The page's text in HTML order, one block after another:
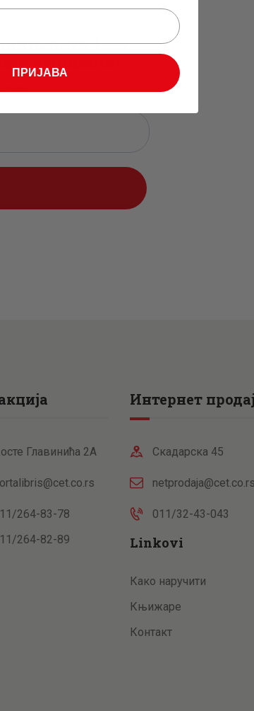
15%
куповини!
Главинића 2А
264-83-78
264-82-89
Интернет
Скадарска 45
netprodaja@cet.co.rs
011/32-43-043
Linkovi
Како наручити
Књижаре
Контакт
ПРИЈАВА